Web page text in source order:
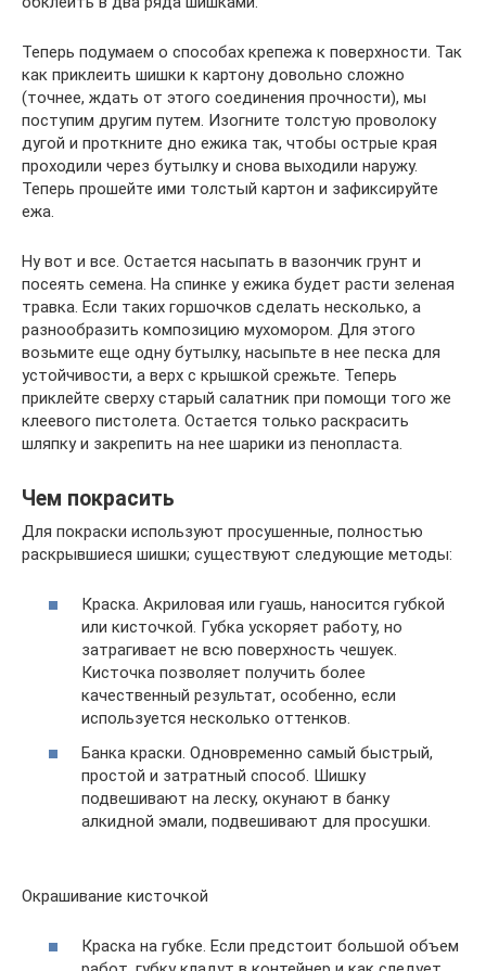
Теперь подумаем о способах крепежа к поверхности. Так
как приклеить шишки к картону довольно сложно
(точнее, ждать от этого соединения прочности), мы
поступим другим путем. Изогните толстую проволоку
дугой и проткните дно ежика так, чтобы острые края
проходили через бутылку и снова выходили наружу.
Теперь прошейте ими толстый картон и зафиксируйте
ежа.
Ну вот и все. Остается насыпать в вазончик грунт и
посеять семена. На спинке у ежика будет расти зеленая
травка. Если таких горшочков сделать несколько, а
разнообразить композицию мухомором. Для этого
возьмите еще одну бутылку, насыпьте в нее песка для
устойчивости, а верх с крышкой срежьте. Теперь
приклейте сверху старый салатник при помощи того же
клеевого пистолета. Остается только раскрасить
шляпку и закрепить на нее шарики из пенопласта.
Чем покрасить
Для покраски используют просушенные, полностью
раскрывшиеся шишки; существуют следующие методы:
Краска. Акриловая или гуашь, наносится губкой
или кисточкой. Губка ускоряет работу, но
затрагивает не всю поверхность чешуек.
Кисточка позволяет получить более
качественный результат, особенно, если
используется несколько оттенков.
Банка краски. Одновременно самый быстрый,
простой и затратный способ. Шишку
подвешивают на леску, окунают в банку
алкидной эмали, подвешивают для просушки.
Окрашивание кисточкой
Краска на губке. Если предстоит большой объем